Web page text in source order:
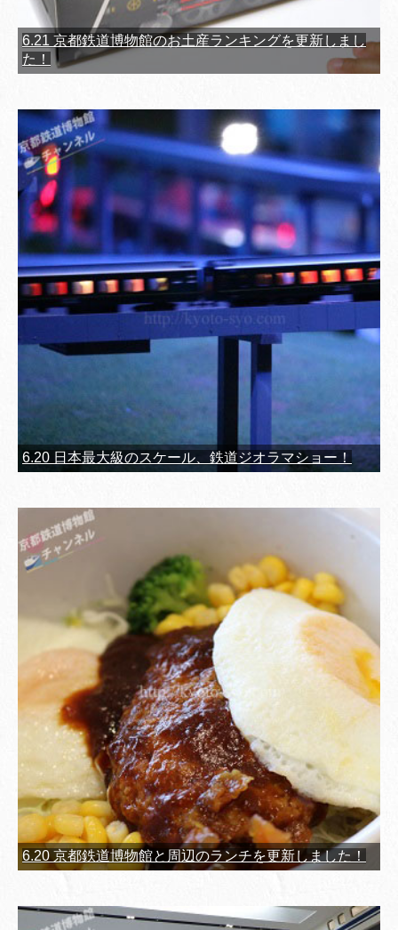
6.21 京都鉄道博物館のお土産ランキングを更新しまし
た！
6.20 日本最大級のスケール、鉄道ジオラマショー！
6.20 京都鉄道博物館と周辺のランチを更新しました！